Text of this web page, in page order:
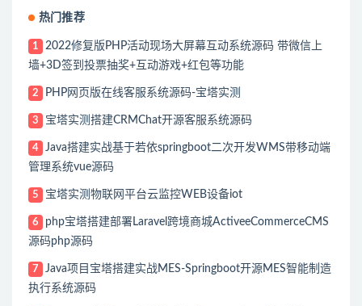
热门推荐
1
2022修复版PHP活动现场大屏幕互动系统源码 带微信上
墙+3D签到投票抽奖+互动游戏+红包等功能
2 PHP网页版在线客服系统源码-宝塔实测
3 宝塔实测搭建CRMChat开源客服系统源码
4
Java搭建实战基于若依springboot二次开发WMS带移动端
管理系统vue源码
5 宝塔实测物联网平台云监控WEB设备iot
6
php宝塔搭建部署Laravel跨境商城ActiveeCommerceCMS
源码php源码
7
Java项目宝塔搭建实战MES-Springboot开源MES智能制造
执行系统源码